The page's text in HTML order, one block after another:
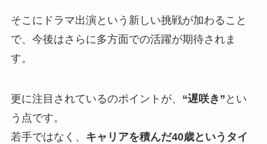
そこにドラマ出演という新しい挑戦が加わること
で、今後はさらに多方面での活躍が期待されま
す。
更に注目されているのポイントが、 “遅咲き” とい
う点です。
若手ではなく、 キャリアを積んだ40歳というタイ